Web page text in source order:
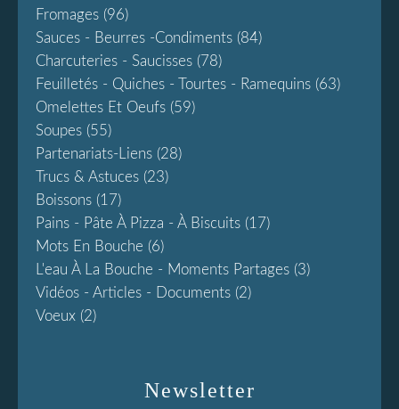
Newsletter
Fromages (96)
Sauces - Beurres -condiments (84)
Charcuteries - Saucisses (78)
Feuilletés - Quiches - Tourtes - Ramequins (63)
Omelettes Et Oeufs (59)
Soupes (55)
Partenariats-Liens (28)
Trucs & Astuces (23)
Boissons (17)
Pains - Pâte À Pizza - À Biscuits (17)
Mots En Bouche (6)
L'eau À La Bouche - Moments Partages (3)
Vidéos - Articles - Documents (2)
Voeux (2)